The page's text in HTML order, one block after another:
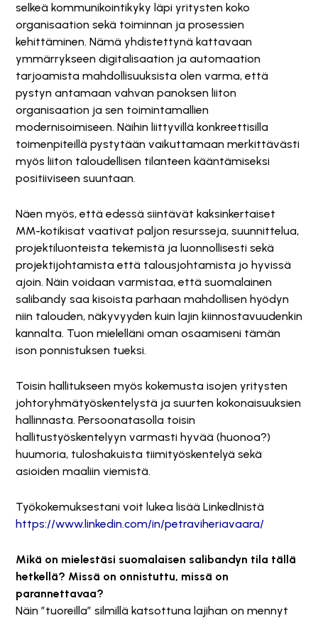
selkeä kommunikointikyky läpi yritysten koko
organisaation sekä toiminnan ja prosessien
kehittäminen. Nämä yhdistettynä kattavaan
ymmärrykseen digitalisaation ja automaation
tarjoamista mahdollisuuksista olen varma, että
pystyn antamaan vahvan panoksen liiton
organisaation ja sen toimintamallien
modernisoimiseen. Näihin liittyvillä konkreettisilla
toimenpiteillä pystytään vaikuttamaan merkittävästi
myös liiton taloudellisen tilanteen kääntämiseksi
positiiviseen suuntaan.
Näen myös, että edessä siintävät kaksinkertaiset
MM-kotikisat vaativat paljon resursseja, suunnittelua,
projektiluonteista tekemistä ja luonnollisesti sekä
projektijohtamista että talousjohtamista jo hyvissä
ajoin. Näin voidaan varmistaa, että suomalainen
salibandy saa kisoista parhaan mahdollisen hyödyn
niin talouden, näkyvyyden kuin lajin kiinnostavuudenkin
kannalta. Tuon mielelläni oman osaamiseni tämän
ison ponnistuksen tueksi.
Toisin hallitukseen myös kokemusta isojen yritysten
johtoryhmätyöskentelystä ja suurten kokonaisuuksien
hallinnasta. Persoonatasolla toisin
hallitustyöskentelyyn varmasti hyvää (huonoa?)
huumoria, tuloshakuista tiimityöskentelyä sekä
asioiden maaliin viemistä.
Työkokemuksestani voit lukea lisää LinkedInistä
https://www.linkedin.com/in/petraviheriavaara/
Mikä on mielestäsi suomalaisen salibandyn tila tällä
hetkellä? Missä on onnistuttu, missä on
parannettavaa?
Näin ”tuoreilla” silmillä katsottuna lajihan on mennyt